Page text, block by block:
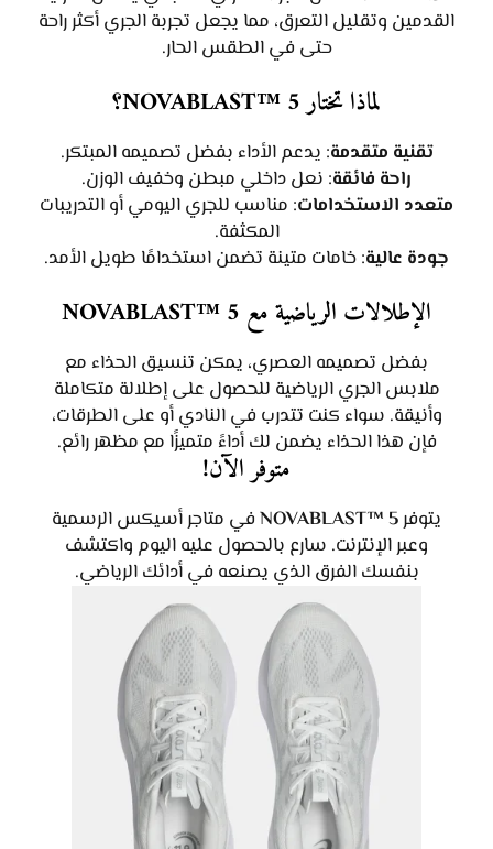
القدمين وتقليل التعرق، مما يجعل تجربة الجري أكثر راحة
حتى في الطقس الحار.
لماذا تختار NOVABLAST™ 5؟
تقنية متقدمة: يدعم الأداء بفضل تصميمه المبتكر.
راحة فائقة: نعل داخلي مبطن وخفيف الوزن.
متعدد الاستخدامات: مناسب للجري اليومي أو التدريبات
المكثفة.
جودة عالية: خامات متينة تضمن استخدامًا طويل الأمد.
الإطلالات الرياضية مع NOVABLAST™ 5
بفضل تصميمه العصري، يمكن تنسيق الحذاء مع
ملابس الجري الرياضية للحصول على إطلالة متكاملة
وأنيقة. سواء كنت تتدرب في النادي أو على الطرقات،
فإن هذا الحذاء يضمن لك أداءً متميزًا مع مظهر رائع.
متوفر الآن!
يتوفرNOVABLAST™ 5في متاجر أسيكس الرسمية
وعبر الإنترنت. سارع بالحصول عليه اليوم واكتشف
بنفسك الفرق الذي يصنعه في أدائك الرياضي.